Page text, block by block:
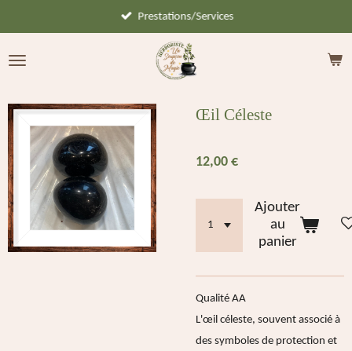
contenu
Prestations/Services
Œil Céleste
12,00 €
Ajouter
au
panier
Qualité AA
L'œil céleste, souvent associé à
des symboles de protection et